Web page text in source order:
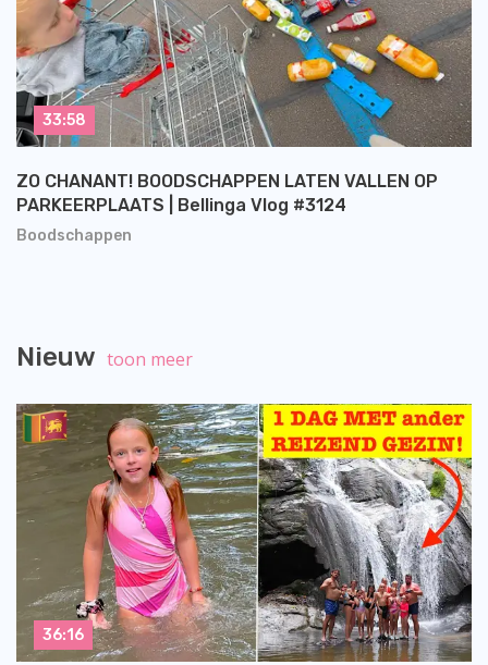
Boodschappen
ZO CHANANT! BOODSCHAPPEN LATEN VALLEN OP
PARKEERPLAATS | Bellinga Vlog #3124
33:58
Nieuw toon meer
36:16